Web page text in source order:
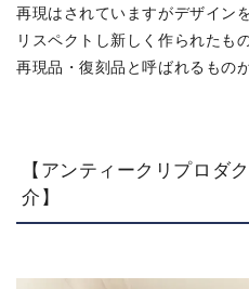
再現はされていますがデザイン
リスペクトし新しく作られたも
再現品・復刻品と呼ばれるもの
【アンティークリプロダ
介】